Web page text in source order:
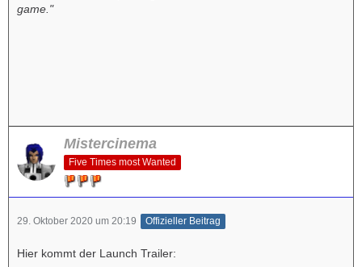
game."
Mistercinema
Five Times most Wanted
29. Oktober 2020 um 20:19 Offizieller Beitrag
Hier kommt der Launch Trailer: